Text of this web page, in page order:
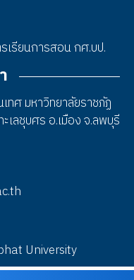
เรียนการสอน กศ.บป.
ทศ มหาวิทยาลัยราชภัฏ
เลชุบศร อ.เมือง จ.ลพบุรี
University